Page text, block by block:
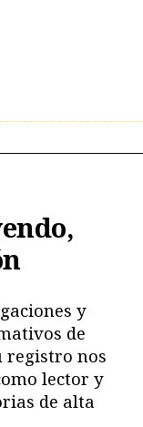
y
de
registro nos
lector y
de alta